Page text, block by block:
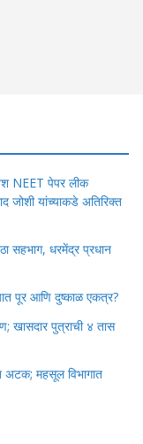
यश NEET पेपर लीक
जोशी यांच्याकडे अतिरिक्त
सहभाग, धरमेंद्र प्रधान
पूर आणि दुष्काळ एकत्र?
खासदार पुत्राची ४ तास
अटक; महसूल विभागात